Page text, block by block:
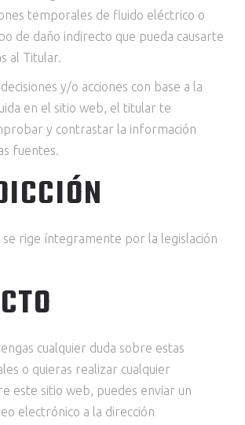
temporales de fluido eléctrico o
de daño indirecto que pueda causarte
al Titular.
y/o acciones con base a la
en el sitio web, el titular te
y contrastar la información
fuentes.
se rige íntegramente por la legislación
cualquier duda sobre estas
o quieras realizar cualquier
este sitio web, puedes enviar un
electrónico a la dirección